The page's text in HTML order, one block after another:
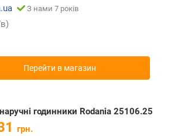
З нами 7 років
Перейти в магазин
годинники Rodania 25106.25
грн.